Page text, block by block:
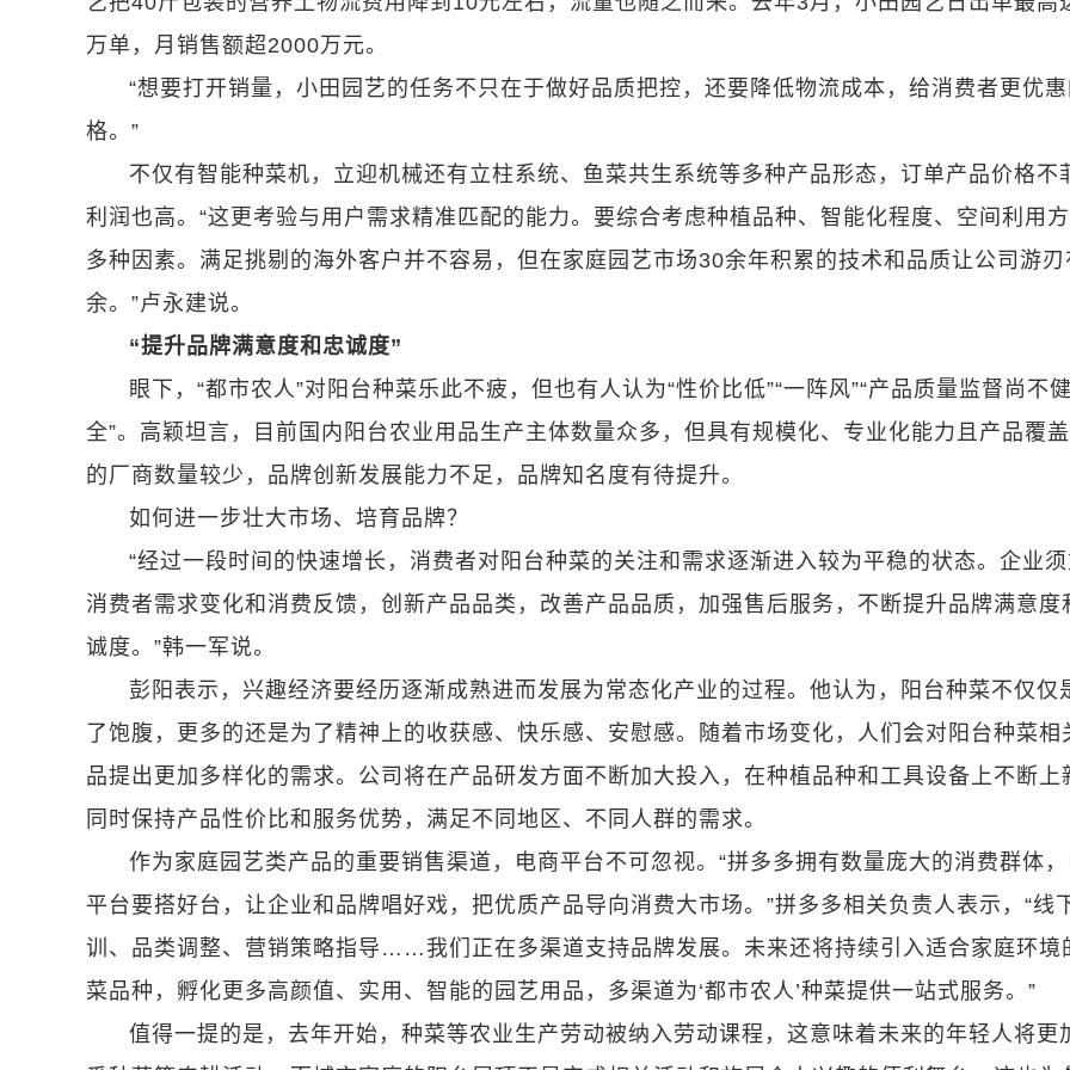
万单，月销售额超2000万元。
“想要打开销量，小田园艺的任务不只在于做好品质把控，还要降低物流成本，给消费者更优
格。”
不仅有智能种菜机，立迎机械还有立柱系统、鱼菜共生系统等多种产品形态，订单产品价格不
利润也高。“这更考验与用户需求精准匹配的能力。要综合考虑种植品种、智能化程度、空间利用
多种因素。满足挑剔的海外客户并不容易，但在家庭园艺市场30余年积累的技术和品质让公司游刃
余。”卢永建说。
“提升品牌满意度和忠诚度”
眼下，“都市农人”对阳台种菜乐此不疲，但也有人认为“性价比低”“一阵风”“产品质量监督尚不健
全”。高颖坦言，目前国内阳台农业用品生产主体数量众多，但具有规模化、专业化能力且产品覆
的厂商数量较少，品牌创新发展能力不足，品牌知名度有待提升。
如何进一步壮大市场、培育品牌？
“经过一段时间的快速增长，消费者对阳台种菜的关注和需求逐渐进入较为平稳的状态。企业
消费者需求变化和消费反馈，创新产品品类，改善产品品质，加强售后服务，不断提升品牌满意度
诚度。”韩一军说。
彭阳表示，兴趣经济要经历逐渐成熟进而发展为常态化产业的过程。他认为，阳台种菜不仅仅
了饱腹，更多的还是为了精神上的收获感、快乐感、安慰感。随着市场变化，人们会对阳台种菜相
品提出更加多样化的需求。公司将在产品研发方面不断加大投入，在种植品种和工具设备上不断上
同时保持产品性价比和服务优势，满足不同地区、不同人群的需求。
作为家庭园艺类产品的重要销售渠道，电商平台不可忽视。“拼多多拥有数量庞大的消费群体
平台要搭好台，让企业和品牌唱好戏，把优质产品导向消费大市场。”拼多多相关负责人表示，“线
训、品类调整、营销策略指导……我们正在多渠道支持品牌发展。未来还将持续引入适合家庭环境
菜品种，孵化更多高颜值、实用、智能的园艺用品，多渠道为‘都市农人’种菜提供一站式服务。”
值得一提的是，去年开始，种菜等农业生产劳动被纳入劳动课程，这意味着未来的年轻人将更